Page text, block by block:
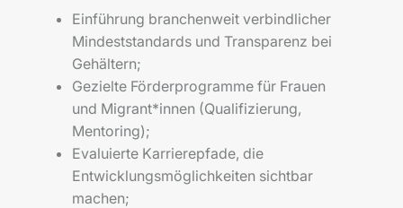
Einführung branchenweit verbindlicher
Mindeststandards und Transparenz bei
Gehältern;
Gezielte Förderprogramme für Frauen
und Migrant*innen (Qualifizierung,
Mentoring);
Evaluierte Karrierepfade, die
Entwicklungsmöglichkeiten sichtbar
machen;